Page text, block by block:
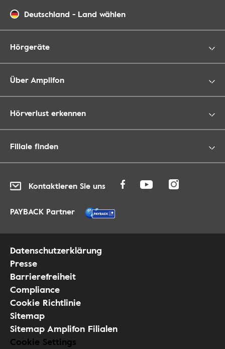
Deutschland - Land wählen
Hörgeräte
Über Amplifon
Hörverlust erkennen
Filiale finden
Kontaktieren Sie uns
PAYBACK Partner
Datenschutzerklärung
Presse
Barrierefreiheit
Compliance
Cookie Richtlinie
Sitemap
Sitemap Amplifon Filialen
Cookie Settings